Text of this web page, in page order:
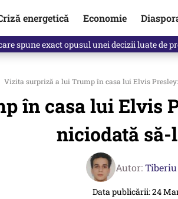
energetică Economie
Vîrdol, dezvăluite de o colegă. Povestea
Vizita surpriză a lui Trump în casa lui Elvis
în casa lui Elvis
niciodată
Autor:
Data publicării: 24